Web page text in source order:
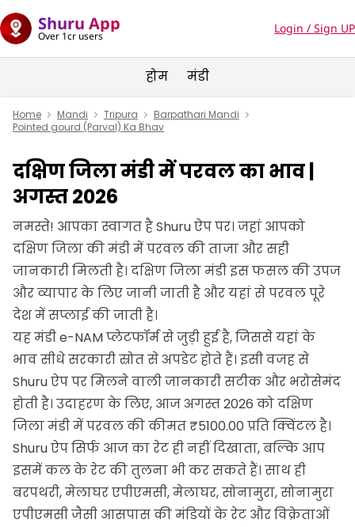
Shuru App
Over 1cr users
Login / Sign UP
होम मंडी
Home Mandi Tripura
Barpathari Mandi
Pointed gourd (Parval) Ka Bhav
दक्षिण जिला मंडी में परवल का भाव |
अगस्त 2026
नमस्ते! आपका स्वागत है Shuru ऐप पर। जहां आपको
दक्षिण जिला की मंडी में परवल की ताजा और सही
जानकारी मिलती है। दक्षिण जिला मंडी इस फसल की उपज
और व्यापार के लिए जानी जाती है और यहां से परवल पूरे
देश में सप्लाई की जाती है।
यह मंडी e-NAM प्लेटफॉर्म से जुड़ी हुई है, जिससे यहां के
भाव सीधे सरकारी स्रोत से अपडेट होते हैं। इसी वजह से
Shuru ऐप पर मिलने वाली जानकारी सटीक और भरोसेमंद
होती है। उदाहरण के लिए, आज अगस्त 2026 को दक्षिण
जिला मंडी में परवल की कीमत ₹5100.00 प्रति क्विंटल है।
Shuru ऐप सिर्फ आज का रेट ही नहीं दिखाता, बल्कि आप
इसमें कल के रेट की तुलना भी कर सकते हैं। साथ ही
बरपथरी, मेलाघर एपीएमसी, मेलाघर, सोनामुरा, सोनामुरा
एपीएमसी जैसी आसपास की मंडियों के रेट और विक्रेताओं